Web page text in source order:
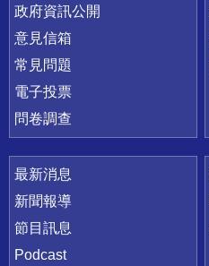
政府資訊公開
意見信箱
常見問題
電子投票
問卷調查
最新消息
新聞報導
節目訊息
Podcast